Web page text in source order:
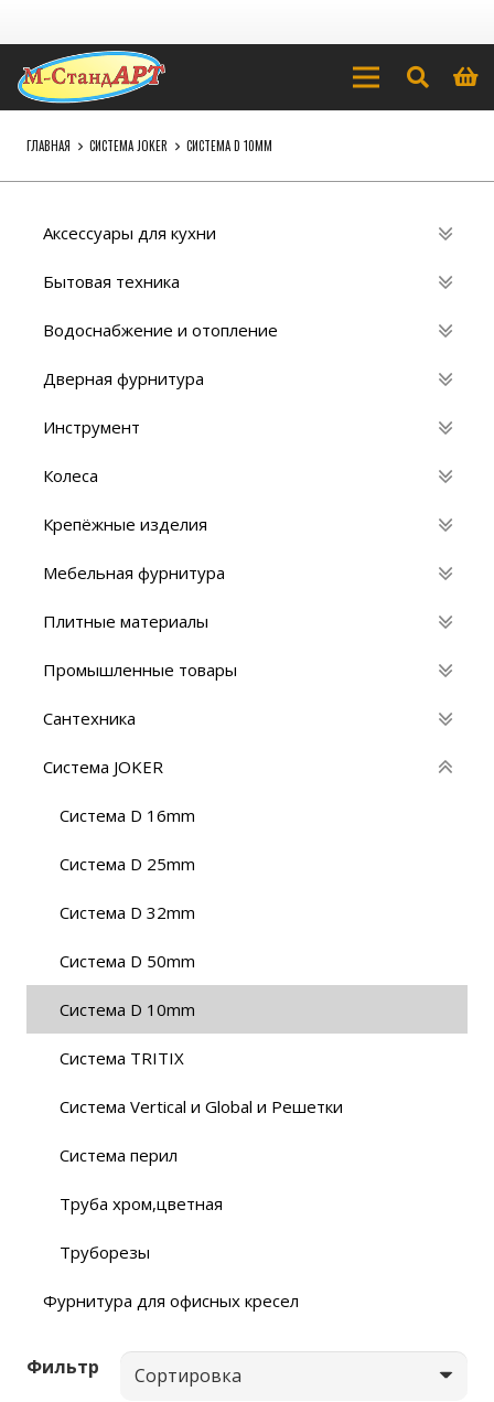
ГЛАВНАЯ СИСТЕМА JOKER СИСТЕМА D 10MM
Аксессуары для кухни
Бытовая техника
Водоснабжение и отопление
Дверная фурнитура
Инструмент
Колеса
Крепёжные изделия
Мебельная фурнитура
Плитные материалы
Промышленные товары
Сантехника
Система JOKER
Cистема D 16mm
Cистема D 25mm
Cистема D 32mm
Cистема D 50mm
Система D 10mm
Система TRITIX
Система Vertical и Global и Решетки
Система перил
Труба хром,цветная
Труборезы
Фурнитура для офисных кресел
Фильтр